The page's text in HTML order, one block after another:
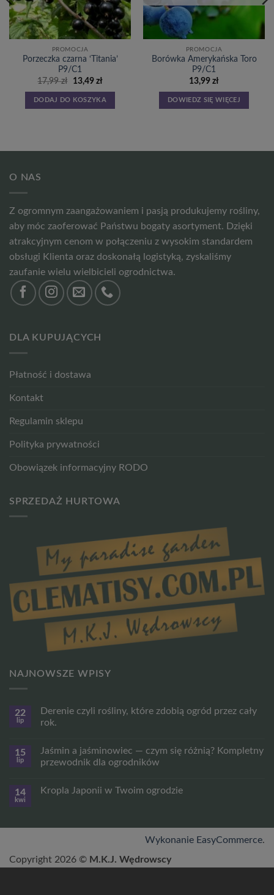
PROMOCJA
Porzeczka czarna ‘Titania’
P9/C1
17,99zł
Pierwotna
wynosiła:
17,99 zł.
13,49 złAktualna
wynosi:
13,49 zł.
DODAJ DO KOSZYKA
PROMOCJA
Borówka Amerykańska Toro
P9/C1
13,99 zł
DOWIEDZ SIĘ WIĘCEJ
O NAS
Z ogromnym zaangażowaniem i pasją produkujemy rośliny,
aby móc zaoferować Państwu bogaty asortyment. Dzięki
atrakcyjnym cenom w połączeniu z wysokim standardem
obsługi Klienta oraz doskonałą logistyką, zyskaliśmy
zaufanie wielu wielbicieli ogrodnictwa.
DLA KUPUJĄCYCH
Płatność i dostawa
Kontakt
Regulamin sklepu
Polityka prywatności
Obowiązek informacyjny RODO
SPRZEDAŻ HURTOWA
NAJNOWSZE WPISY
22
lip
Derenie czyli rośliny, które zdobią ogród przez cały
rok.
do
czyli
zdobią
15
lip
Jaśmin a jaśminowiec — czym się różnią? Kompletny
przewodnik dla ogrodników
do
przewodnik
14
kwi
Kropla Japonii w Twoim ogrodzie
Kropla
ogrodzie
Wykonanie EasyCommerce.
Copyright 2026 © M.K.J. Wędrowscy